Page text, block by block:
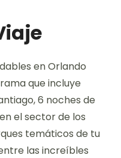
en Orlando
que incluye
6 noches de
el sector de los
temáticos de tu
las increíbles